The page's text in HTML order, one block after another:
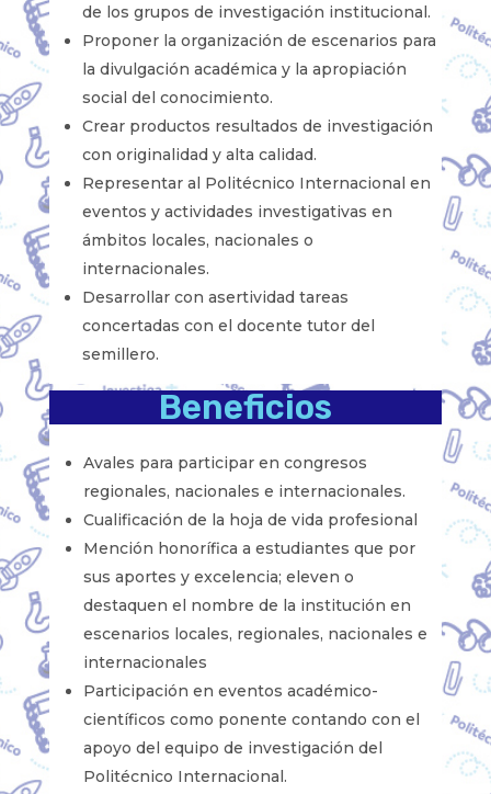
de los grupos de investigación institucional.
Proponer la organización de escenarios para
la divulgación académica y la apropiación
social del conocimiento.
Crear productos resultados de investigación
con originalidad y alta calidad.
Representar al Politécnico Internacional en
eventos y actividades investigativas en
ámbitos locales, nacionales o
internacionales.
Desarrollar con asertividad tareas
concertadas con el docente tutor del
semillero.
Beneficios
Avales para participar en congresos
regionales, nacionales e internacionales.
Cualificación de la hoja de vida profesional
Mención honorífica a estudiantes que por
sus aportes y excelencia; eleven o
destaquen el nombre de la institución en
escenarios locales, regionales, nacionales e
internacionales
Participación en eventos académico-
científicos como ponente contando con el
apoyo del equipo de investigación del
Politécnico Internacional.